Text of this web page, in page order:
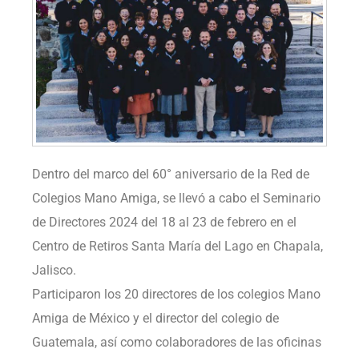
Dentro del marco del 60° aniversario de la Red de
Colegios Mano Amiga, se llevó a cabo el Seminario
de Directores 2024 del 18 al 23 de febrero en el
Centro de Retiros Santa María del Lago en Chapala,
Jalisco.
Participaron los 20 directores de los colegios Mano
Amiga de México y el director del colegio de
Guatemala, así como colaboradores de las oficinas